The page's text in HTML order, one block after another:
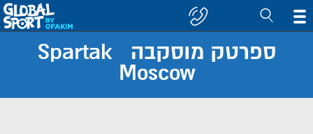
חפש ספרטק מוסקבה Spartak
Moscow